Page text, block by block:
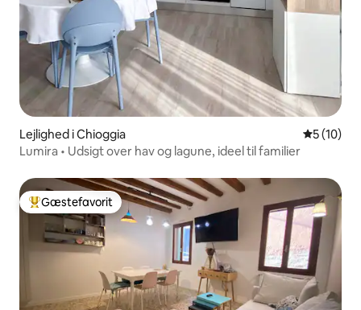
Lejlighed i Chioggia 5 ud af 5 i
5 (10)
Lumira • Udsigt over hav og lagune, ideel til familier
Bedste gæstefavorit
Gæstefavorit